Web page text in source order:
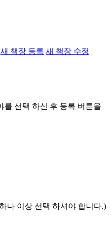
새 책장 등록 새 책장 수정
를 선택 하신 후 등록 버튼을
나 이상 선택 하셔야 합니다.)